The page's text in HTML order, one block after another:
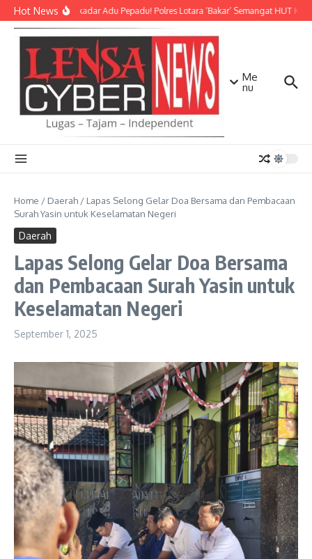
Lewati ke konten
Hot NewsBukan Sekadar Adu Pepadu! Polres Lotara ‘Bakar’ Semangat HUT KLU
Me
nu
Home / Daerah / Lapas Selong Gelar Doa Bersama dan Pembacaan
Surah Yasin untuk Keselamatan Negeri
Daerah
Lapas Selong Gelar Doa Bersama
dan Pembacaan Surah Yasin untuk
Keselamatan Negeri
September 1, 2025